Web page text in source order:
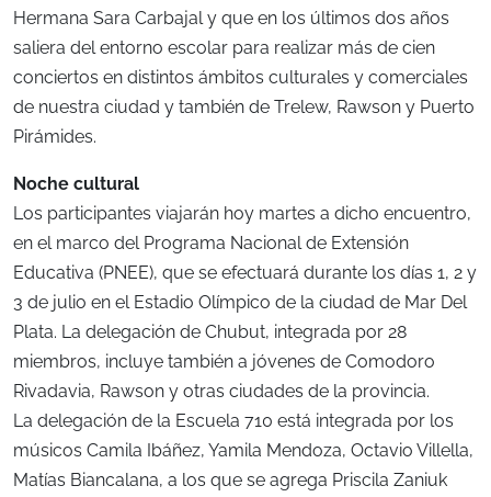
Hermana Sara Carbajal y que en los últimos dos años
saliera del entorno escolar para realizar más de cien
conciertos en distintos ámbitos culturales y comerciales
de nuestra ciudad y también de Trelew, Rawson y Puerto
Pirámides.
Noche cultural
Los participantes viajarán hoy martes a dicho encuentro,
en el marco del Programa Nacional de Extensión
Educativa (PNEE), que se efectuará durante los días 1, 2 y
3 de julio en el Estadio Olímpico de la ciudad de Mar Del
Plata. La delegación de Chubut, integrada por 28
miembros, incluye también a jóvenes de Comodoro
Rivadavia, Rawson y otras ciudades de la provincia.
La delegación de la Escuela 710 está integrada por los
músicos Camila Ibáñez, Yamila Mendoza, Octavio Villella,
Matías Biancalana, a los que se agrega Priscila Zaniuk